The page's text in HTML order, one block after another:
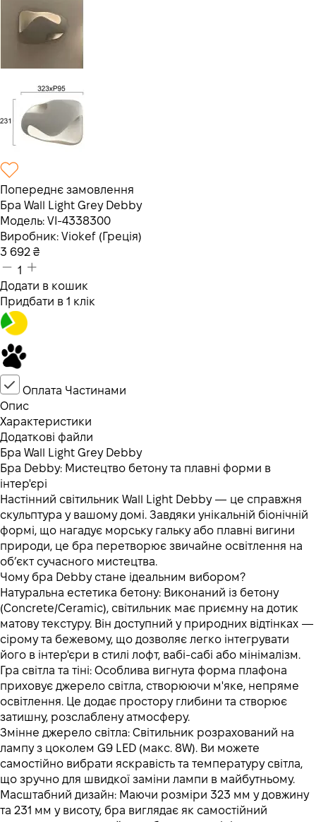
Попереднє замовлення
Бра Wall Light Grey Debby
Модель: VI-4338300
Виробник: Viokef (Греція)
3 692 ₴
1
Додати в кошик
Придбати в 1 клік
Оплата Частинами
Опис
Характеристики
Додаткові файли
Бра Wall Light Grey Debby
Бра Debby: Мистецтво бетону та плавні форми в
інтер'єрі
Настінний світильник Wall Light Debby — це справжня
скульптура у вашому домі. Завдяки унікальній біонічній
формі, що нагадує морську гальку або плавні вигини
природи, це бра перетворює звичайне освітлення на
об’єкт сучасного мистецтва.
Чому бра Debby стане ідеальним вибором?
Натуральна естетика бетону: Виконаний із бетону
(Concrete/Ceramic), світильник має приємну на дотик
матову текстуру. Він доступний у природних відтінках —
сірому та бежевому, що дозволяє легко інтегрувати
його в інтер'єри в стилі лофт, вабі-сабі або мінімалізм.
Гра світла та тіні: Особлива вигнута форма плафона
приховує джерело світла, створюючи м'яке, непряме
освітлення. Це додає простору глибини та створює
затишну, розслаблену атмосферу.
Змінне джерело світла: Світильник розрахований на
лампу з цоколем G9 LED (макс. 8W). Ви можете
самостійно вибрати яскравість та температуру світла,
що зручно для швидкої заміни лампи в майбутньому.
Масштабний дизайн: Маючи розміри 323 мм у довжину
та 231 мм у висоту, бра виглядає як самостійний